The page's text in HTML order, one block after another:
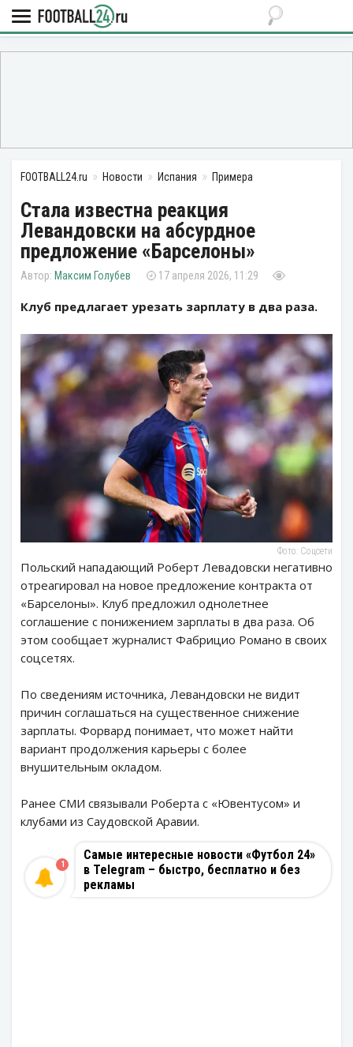
FOOTBALL24.ru Новости Испания Примера
Стала известна реакция
Левандовски на абсурдное
предложение «Барселоны»
Максим Голубев 17 апреля 2026, 11:29
Клуб предлагает урезать зарплату в два раза.
Фото: Соцсети
Польский нападающий Роберт Левадовски негативно
отреагировал на новое предложение контракта от
«Барселоны». Клуб предложил однолетнее
соглашение с понижением зарплаты в два раза. Об
этом сообщает журналист Фабрицио Романо в своих
соцсетях.
По сведениям источника, Левандовски не видит
причин соглашаться на существенное снижение
зарплаты. Форвард понимает, что может найти
вариант продолжения карьеры с более
внушительным окладом.
Ранее СМИ связывали Роберта с «Ювентусом» и
клубами из Саудовской Аравии.
Самые интересные новости «Футбол 24»
в Telegram – быстро, бесплатно и без
рекламы
1